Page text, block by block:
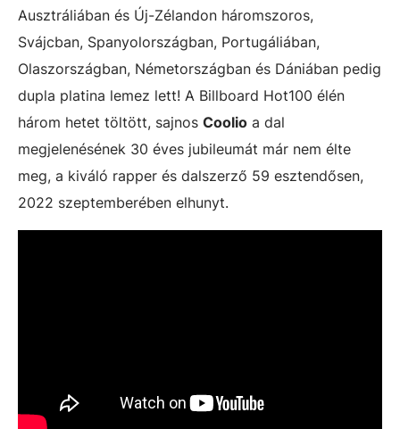
Ausztráliában és Új-Zélandon háromszoros,
Svájcban, Spanyolországban, Portugáliában,
Olaszországban, Németországban és Dániában pedig
dupla platina lemez lett! A Billboard Hot100 élén
három hetet töltött, sajnos Coolio a dal
megjelenésének 30 éves jubileumát már nem élte
meg, a kiváló rapper és dalszerző 59 esztendősen,
2022 szeptemberében elhunyt.